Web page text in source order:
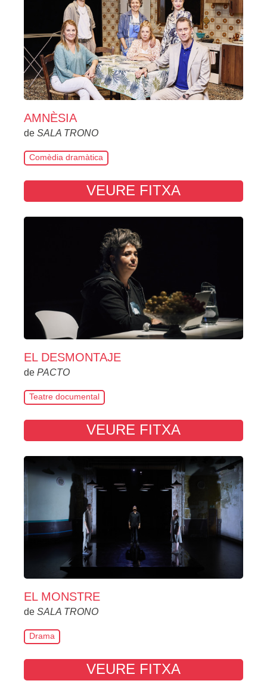
AMNÈSIA
de SALA TRONO
Comèdia dramàtica
VEURE FITXA
EL DESMONTAJE
de PACTO
Teatre documental
VEURE FITXA
EL MONSTRE
de SALA TRONO
Drama
VEURE FITXA